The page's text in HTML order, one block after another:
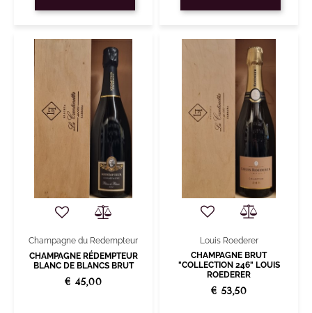
Champagne du Redempteur
CHAMPAGNE RÉDEMPTEUR
BLANC DE BLANCS BRUT
€ 45,00
Louis Roederer
CHAMPAGNE BRUT
"COLLECTION 246" LOUIS
ROEDERER
€ 53,50